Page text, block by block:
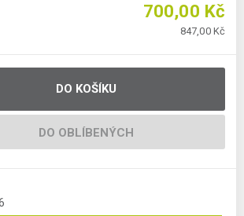
700,00 Kč
847,00 Kč
DO KOŠÍKU
DO OBLÍBENÝCH